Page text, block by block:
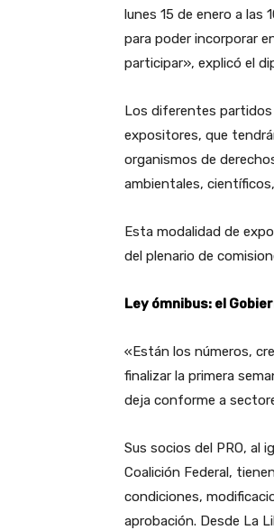
lunes 15 de enero a las
para poder incorporar
participar», explicó el
Los diferentes partidos
expositores, que
organismos de
ambientales,
Esta modalidad de
del plenario de
Ley ómnibus: el
«Están los números,
finalizar la primera
deja conforme a
Sus socios del PRO, al
Coalición Federal,
condiciones,
aprobación. Desde La